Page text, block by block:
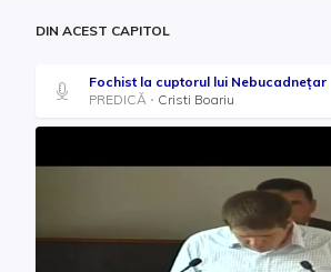
DIN ACEST CAPITOL
Fochist la cuptorul lui Nebucadnețar
PREDICĂ
Cristi Boariu